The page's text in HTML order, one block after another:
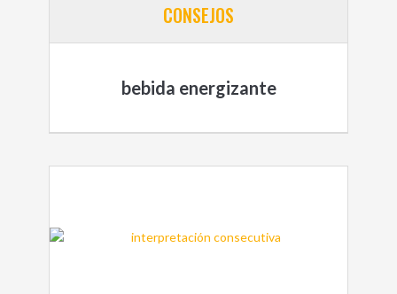
CONSEJOS
bebida energizante